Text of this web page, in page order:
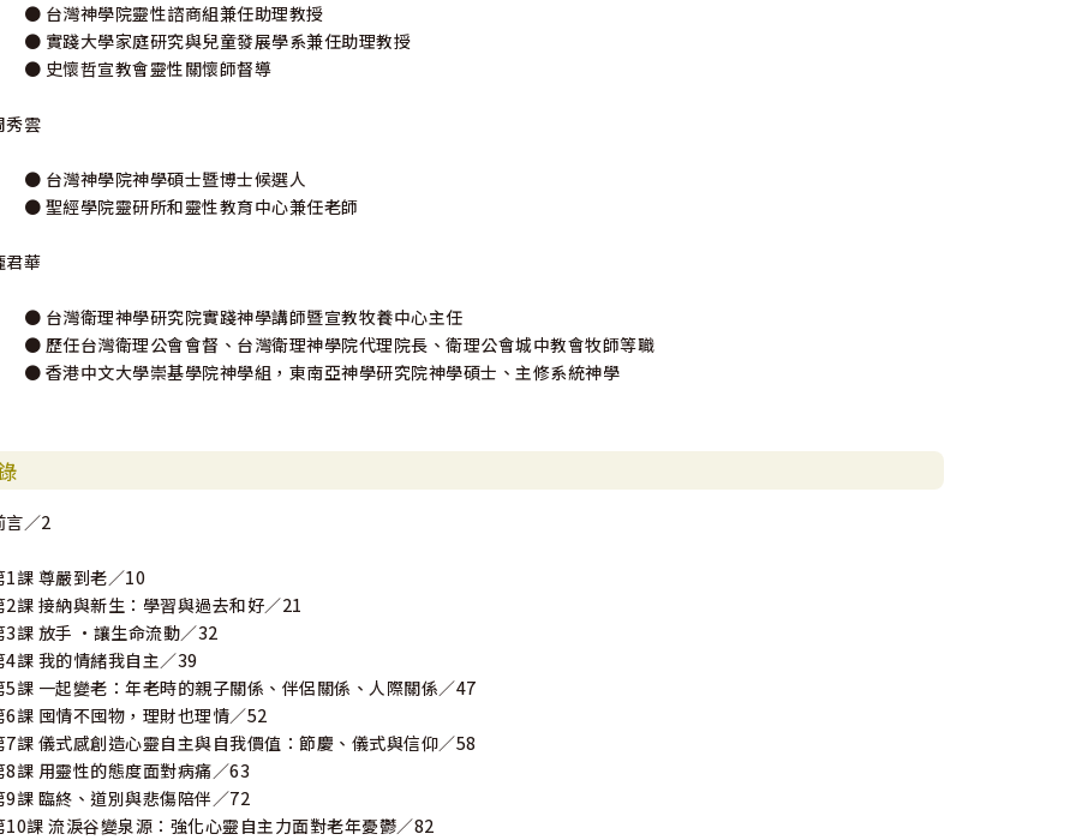
台灣神學院靈性諮商組兼任助理教授
實踐大學家庭研究與兒童發展學系兼任助理教授
史懷哲宣教會靈性關懷師督導
秀雲
台灣神學院神學碩士暨博士候選人
聖經學院靈研所和靈性教育中心兼任老師
君華
台灣衛理神學研究院實踐神學講師暨宣教牧養中心主任
歷任台灣衛理公會會督、台灣衛理神學院代理院長、衛理公會城中教會牧師等職
香港中文大學崇基學院神學組，東南亞神學研究院神學碩士、主修系統神學
言／2
1課 尊嚴到老／10
2課 接納與新生：學習與過去和好／21
3課 放手 •讓生命流動／32
4課 我的情緒我自主／39
5課 一起變老：年老時的親子關係、伴侶關係、人際關係／47
6課 囤情不囤物，理財也理情／52
7課 儀式感創造心靈自主與自我價值：節慶、儀式與信仰／58
8課 用靈性的態度面對病痛／63
9課 臨終、道別與悲傷陪伴／72
10課 流淚谷變泉源：強化心靈自主力面對老年憂鬱／82